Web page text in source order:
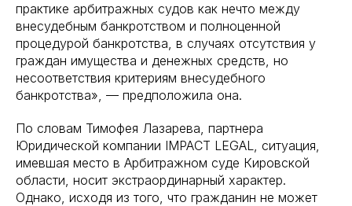
практике арбитражных судов как нечто между
внесудебным банкротством и полноценной
процедурой банкротства, в случаях отсутствия у
граждан имущества и денежных средств, но
несоответствия критериям внесудебного
банкротства», — предположила она.
По словам Тимофея Лазарева, партнера
Юридической компании IMPACT LEGAL, ситуация,
имевшая место в Арбитражном суде Кировской
области, носит экстраординарный характер.
Однако, исходя из того, что гражданин не может